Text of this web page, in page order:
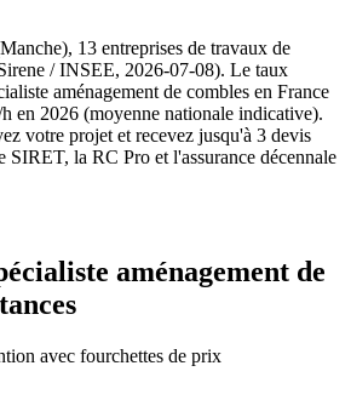
13 entreprises de travaux de
/ INSEE, 2026-07-08). Le taux
aménagement de combles en France
en 2026 (moyenne nationale indicative).
votre projet et recevez jusqu'à 3 devis
SIRET, la RC Pro et l'assurance décennale
aménagement de
avec fourchettes de prix